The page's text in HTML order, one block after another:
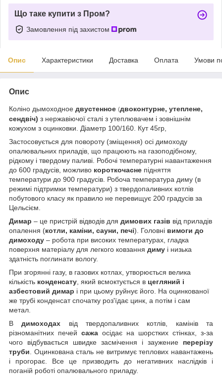
Що таке купити з Пром?
Замовлення під захистом
Опис Характеристики Доставка Оплата Умови
Опис
Коліно дымоходное двустенное (двоконтурне, утеплене,
сендвіч) з нержавіючої сталі з утеплювачем і зовнішнім
кожухом з оцинковки. Діаметр 100/160. Кут 45гр,
Застосовується для повороту (зміщення) осі димоходу
опалювальних приладів, що працюють на газоподібному,
рідкому і твердому паливі. Робочі температурні навантаження
до 600 градусів, можливо короткочасне підняття
температури до 900 градусів. Робоча температура диму (в
режимі підтримки температури) з твердопаливних котлів
побутового класу як правило не перевищує 200 градусів за
Цельсієм.
Димар – це пристрій відводів для димових газів від приладів
опалення (котли, каміни, сауни, печі). Головні вимоги до
димоходу – робота при високих температурах, гладка
поверхня матеріалу для легкого ковзання диму і низька
здатність поглинати вологу.
При згорянні газу, в газових котлах, утворюється велика
кількість конденсату , який всмоктується в цегляний і
азбестовий димар і при цьому руйнує його. На оцинкованої
же трубі конденсат спочатку роз'їдає цинк, а потім і сам
метал.
Вдимоходах від твердопаливних котлів, камінів та
різноманітних печей сажа осідає на шорстких стінках, з-за
чого відбувається швидке засмічення і заужение перерізу
труби . Оцинкована сталь не витримує теплових навантажень
і прогорає. Все це призводить до негативних наслідків і
поганій роботі опалювального приладу.